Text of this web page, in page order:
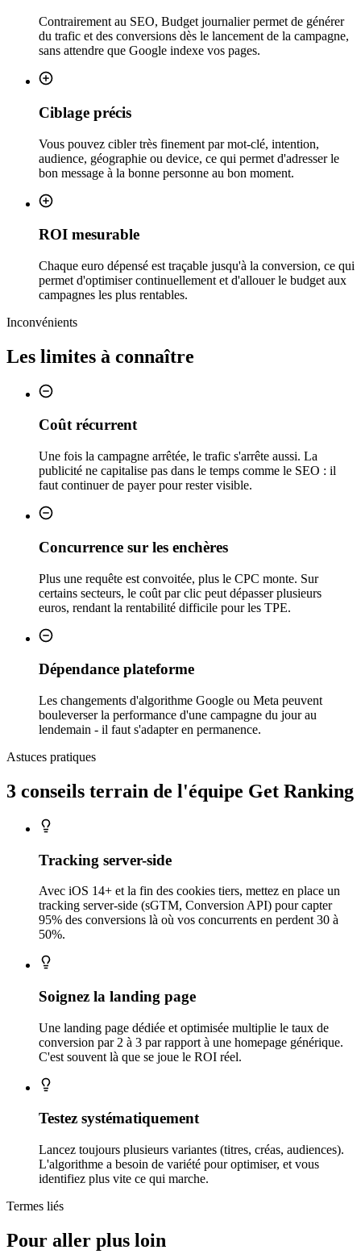
Contrairement au SEO, Budget journalier permet de générer
du trafic et des conversions dès le lancement de la campagne,
sans attendre que Google indexe vos pages.
Ciblage précis
Vous pouvez cibler très finement par mot-clé, intention,
audience, géographie ou device, ce qui permet d'adresser le
bon message à la bonne personne au bon moment.
ROI mesurable
Chaque euro dépensé est traçable jusqu'à la conversion, ce qui
permet d'optimiser continuellement et d'allouer le budget aux
campagnes les plus rentables.
Inconvénients
Les limites à connaître
Coût récurrent
Une fois la campagne arrêtée, le trafic s'arrête aussi. La
publicité ne capitalise pas dans le temps comme le SEO : il
faut continuer de payer pour rester visible.
Concurrence sur les enchères
Plus une requête est convoitée, plus le CPC monte. Sur
certains secteurs, le coût par clic peut dépasser plusieurs
euros, rendant la rentabilité difficile pour les TPE.
Dépendance plateforme
Les changements d'algorithme Google ou Meta peuvent
bouleverser la performance d'une campagne du jour au
lendemain - il faut s'adapter en permanence.
Astuces pratiques
3 conseils terrain de l'équipe Get Ranking
Tracking server-side
Avec iOS 14+ et la fin des cookies tiers, mettez en place un
tracking server-side (sGTM, Conversion API) pour capter
95% des conversions là où vos concurrents en perdent 30 à
50%.
Soignez la landing page
Une landing page dédiée et optimisée multiplie le taux de
conversion par 2 à 3 par rapport à une homepage générique.
C'est souvent là que se joue le ROI réel.
Testez systématiquement
Lancez toujours plusieurs variantes (titres, créas, audiences).
L'algorithme a besoin de variété pour optimiser, et vous
identifiez plus vite ce qui marche.
Termes liés
Pour aller plus loin